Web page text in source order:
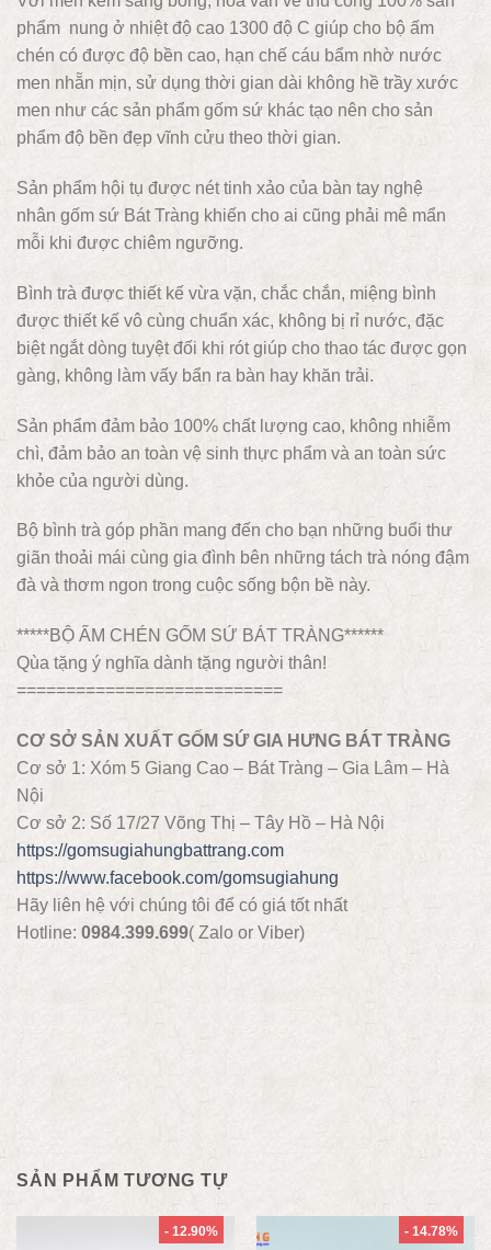
phẩm nung ở nhiệt độ cao 1300 độ C giúp cho bộ ấm
chén có được độ bền cao, hạn chế cáu bẩm nhờ nước
men nhẵn mịn, sử dụng thời gian dài không hề trầy xước
men như các sản phẩm gốm sứ khác tạo nên cho sản
phẩm độ bền đẹp vĩnh cửu theo thời gian.
Sản phẩm hội tụ được nét tinh xảo của bàn tay nghệ
nhân gốm sứ Bát Tràng khiến cho ai cũng phải mê mẩn
mỗi khi được chiêm ngưỡng.
Bình trà được thiết kế vừa vặn, chắc chắn, miệng bình
được thiết kế vô cùng chuẩn xác, không bị rỉ nước, đặc
biệt ngắt dòng tuyệt đối khi rót giúp cho thao tác được gọn
gàng, không làm vấy bẩn ra bàn hay khăn trải.
Sản phẩm đảm bảo 100% chất lượng cao, không nhiễm
chì, đảm bảo an toàn vệ sinh thực phẩm và an toàn sức
khỏe của người dùng.
Bộ bình trà góp phần mang đến cho bạn những buổi thư
giãn thoải mái cùng gia đình bên những tách trà nóng đậm
đà và thơm ngon trong cuộc sống bộn bề này.
*****BỘ ẤM CHÉN GỐM SỨ BÁT TRÀNG******
Qùa tặng ý nghĩa dành tặng người thân!
===========================
CƠ SỞ SẢN XUẤT GỐM SỨ GIA HƯNG BÁT TRÀNG
Cơ sở 1: Xóm 5 Giang Cao – Bát Tràng – Gia Lâm – Hà
Nội
Cơ sở 2: Số 17/27 Võng Thị – Tây Hồ – Hà Nội
https://gomsugiahungbattrang.com
https://www.facebook.com/gomsugiahung
Hãy liên hệ với chúng tôi để có giá tốt nhất
Hotline: 0984.399.699( Zalo or Viber)
SẢN PHẨM TƯƠNG TỰ
- 12.90% - 14.78%